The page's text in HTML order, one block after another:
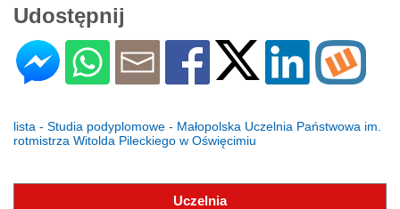
Udostępnij
lista - Studia podyplomowe - Małopolska Uczelnia Państwowa im.
rotmistrza Witolda Pileckiego w Oświęcimiu
Uczelnia